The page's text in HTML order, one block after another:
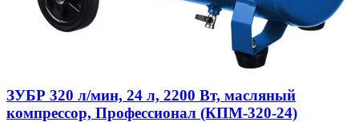
ЗУБР 320 л/мин, 24 л, 2200 Вт, масляный
компрессор, Профессионал (КПМ-320-24)